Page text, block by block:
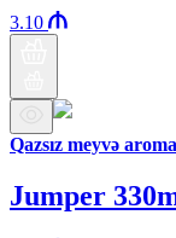
3.10
Qazsız meyvə
Jumper